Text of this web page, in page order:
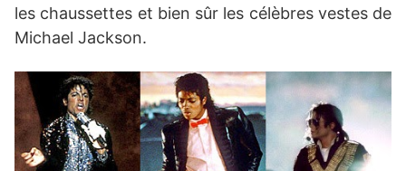
les chaussettes et bien sûr les célèbres vestes de
Michael Jackson.